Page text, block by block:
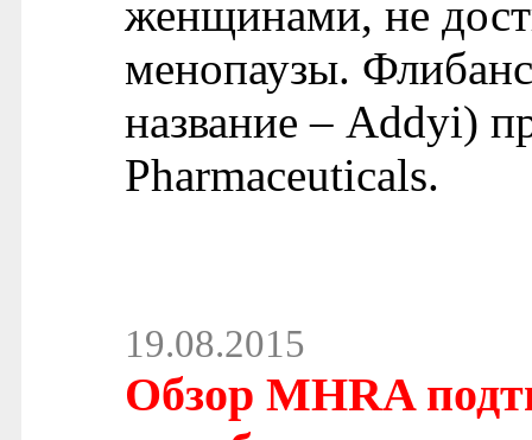
женщинами, не
менопаузы.
название – Addyi)
Pharmaceuticals.
19.08.2015
Обзор MHRA